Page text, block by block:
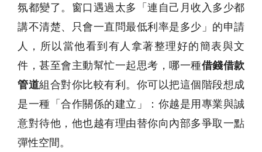
氛都變了。窗口遇過太多「連自己月收入多少都
講不清楚、只會一直問最低利率是多少」的申請
人，所以當他看到有人拿著整理好的簡表與文
件，甚至會主動幫忙一起思考，哪一種借錢借款
管道組合對你比較有利。你可以把這個階段想成
是一種「合作關係的建立」：你越是用專業與誠
意對待他，他也越有理由替你向內部多爭取一點
彈性空間。